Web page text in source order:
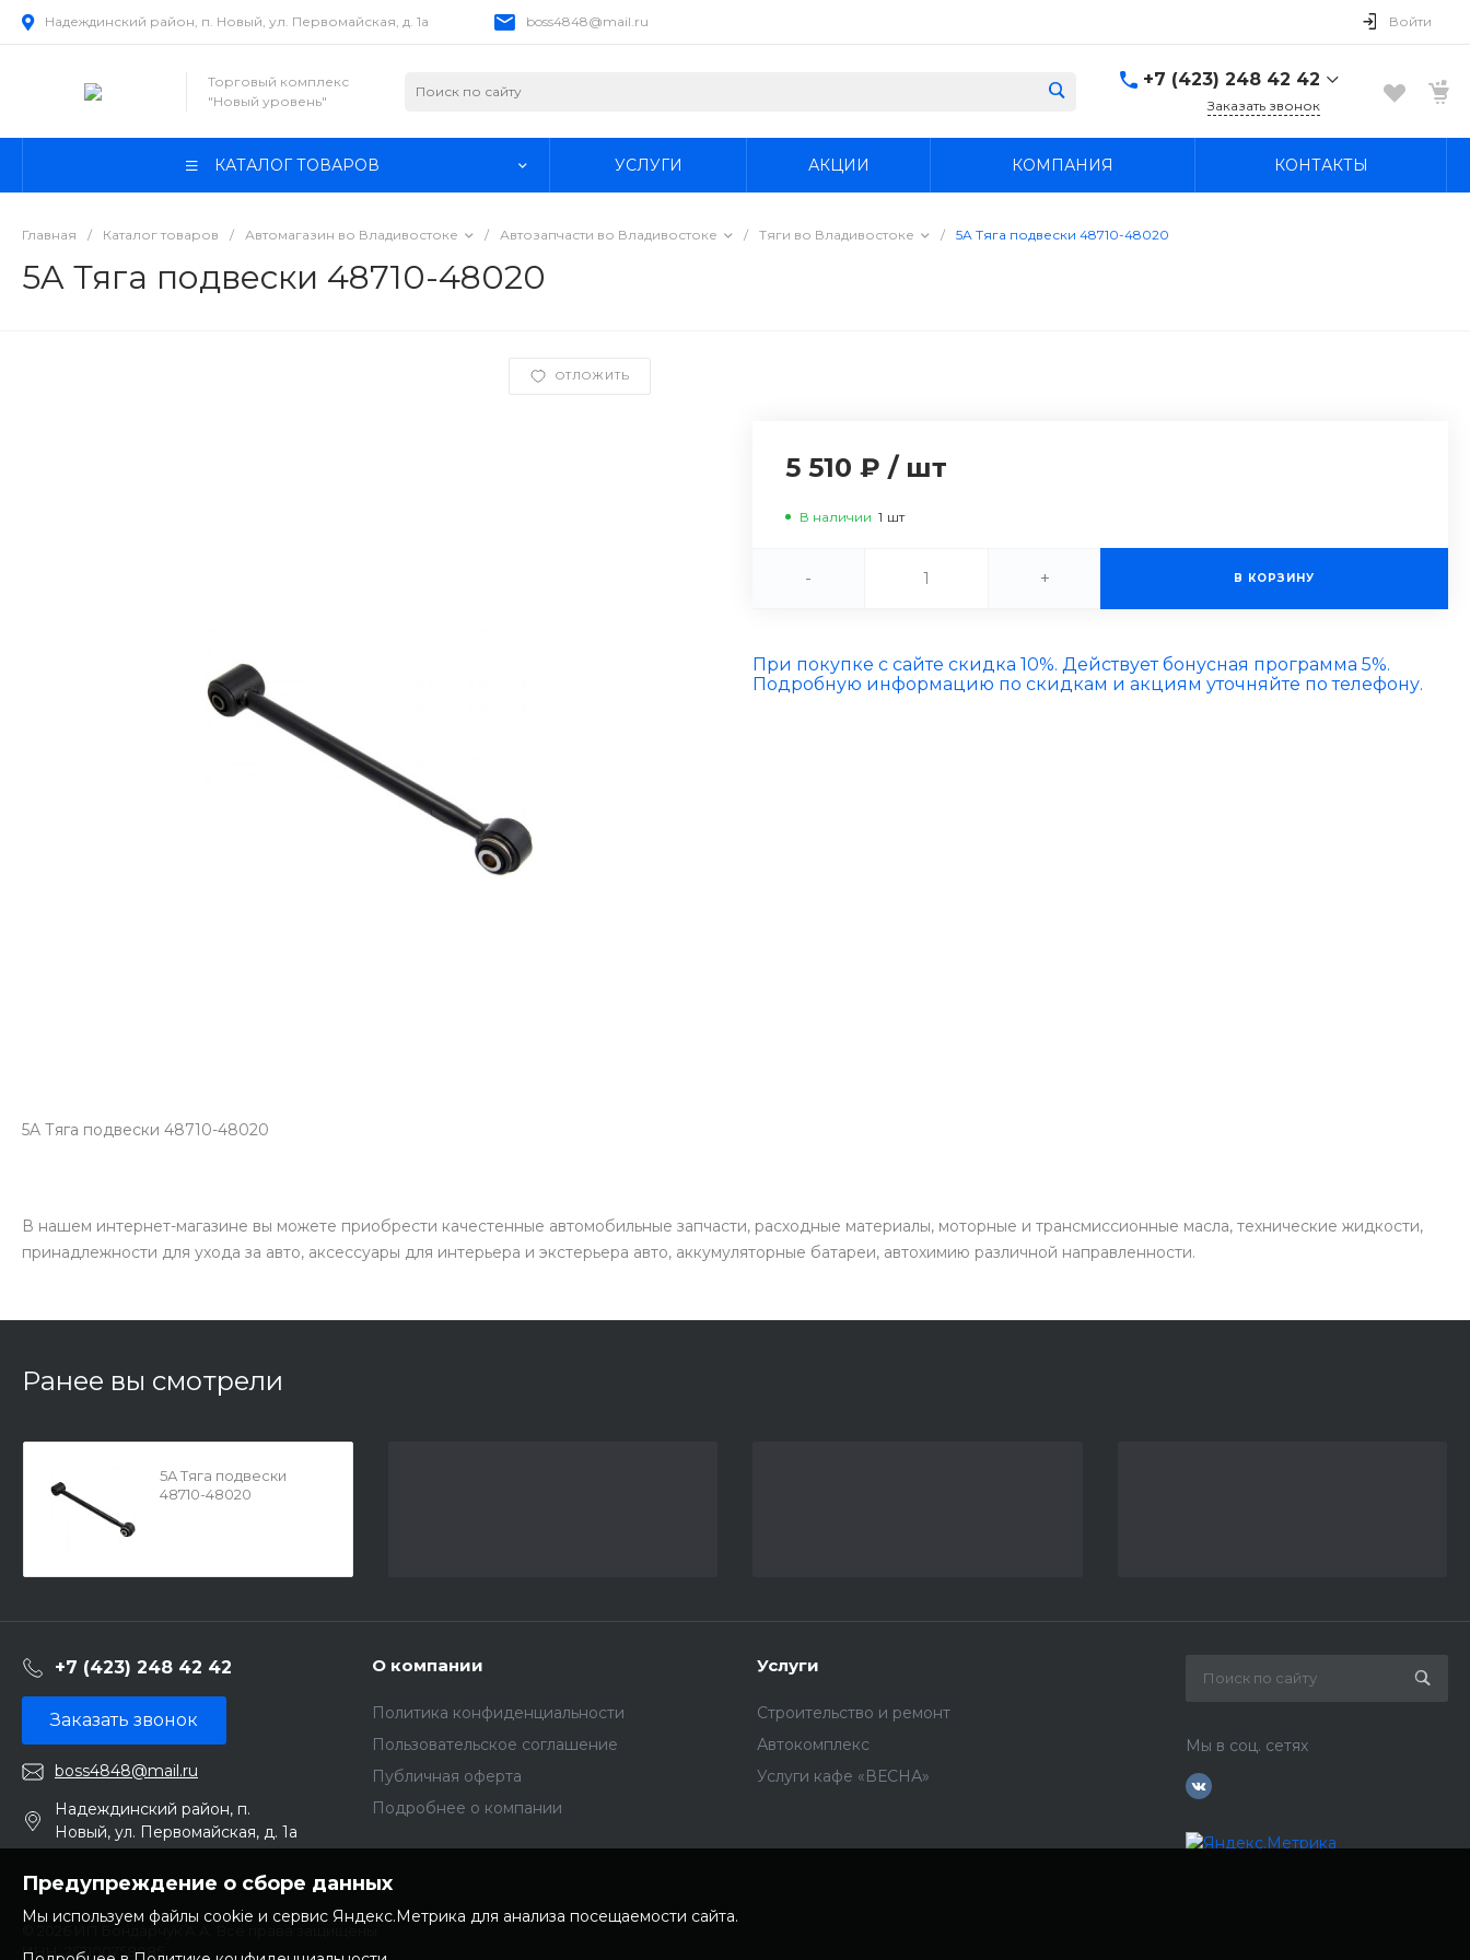
Надеждинский район, п. Новый, ул. Первомайская, д. 1а boss4848@mail.ru Войти
Торговый комплекс
"Новый уровень"
+7 (423) 248 42 42
Надеждинский район, п.
Заказать звонок
КАТАЛОГ ТОВАРОВ УСЛУГИ АКЦИИ КОМПАНИЯ КОНТАКТЫ
Главная / Каталог товаров / Автомагазин во Владивостоке / Автозапчасти во Владивостоке / Тяги во Владивостоке / 5A Тяга подвески 48710-48020
5A Тяга подвески 48710-48020
ОТЛОЖИТЬ
5A Тяга подвески 48710-48020
5 510 ₽ / шт
В наличии 1 шт
- + В КОРЗИНУ
При покупке с сайте скидка 10%. Действует бонусная программа 5%.
Подробную информацию по скидкам и акциям уточняйте по телефону.
В нашем интернет-магазине вы можете приобрести качестенные автомобильные запчасти, расходные материалы, моторные и трансмиссионные масла, технические жидкости,
принадлежности для ухода за авто, аксессуары для интерьера и экстерьера авто, аккумуляторные батареи, автохимию различной направленности.
Ранее вы смотрели
5A Тяга подвески
48710-48020
+7 (423) 248 42 42
Заказать звонок
boss4848@mail.ru
Надеждинский район, п.
Новый, ул. Первомайская, д. 1а
О компании
Политика конфиденциальности
Пользовательское соглашение
Публичная оферта
Подробнее о компании
Услуги
Строительство и ремонт
Автокомплекс
Услуги кафе «ВЕСНА»
Мы в соц. сетях
© 2026 ИП Бондарчук А.А. Все права защищены.
ИНН: 252100758085
Предупреждение о сборе данных
Мы используем файлы cookie и сервис Яндекс.Метрика для анализа посещаемости сайта.